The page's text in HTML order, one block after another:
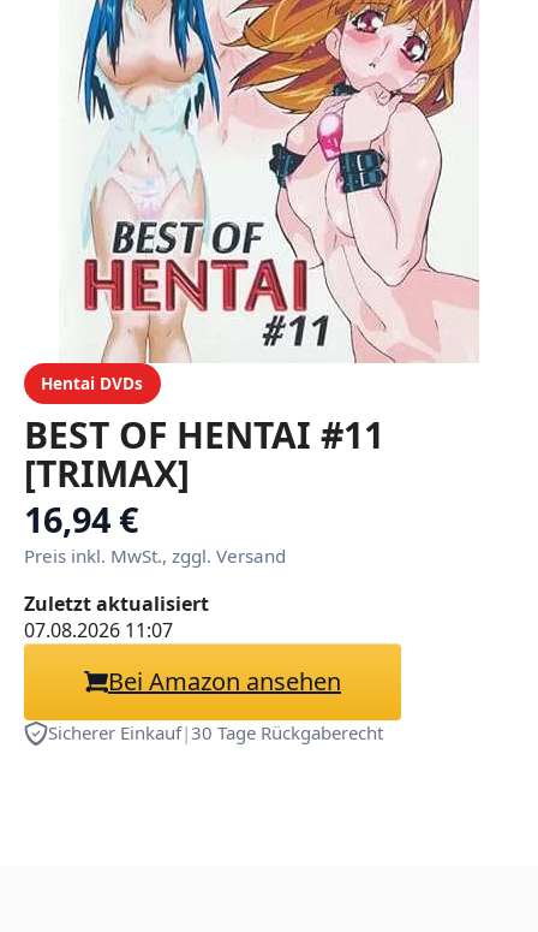
Hentai DVDs
BEST OF HENTAI #11
[TRIMAX]
16,94 €
Preis inkl. MwSt., zggl. Versand
Zuletzt aktualisiert
07.08.2026 11:07
Bei Amazon ansehen
Sicherer Einkauf|30 Tage Rückgaberecht